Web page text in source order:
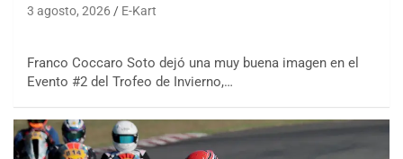
3 agosto, 2026 E-Kart
Franco Coccaro Soto dejó una muy buena imagen en el
Evento #2 del Trofeo de Invierno,…